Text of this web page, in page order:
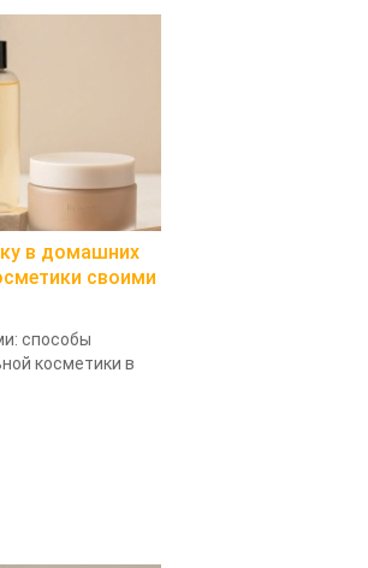
в домашних
своими
способы
косметики в